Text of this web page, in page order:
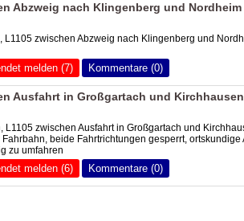
Abzweig nach Klingenberg und Nordheim
L1105 zwischen Abzweig nach Klingenberg und
melden (7) Kommentare (0)
Ausfahrt in Großgartach und Kirchhausen
L1105 zwischen Ausfahrt in Großgartach und
beide Fahrtrichtungen gesperrt, ortskundige
zu umfahren
melden (6) Kommentare (0)